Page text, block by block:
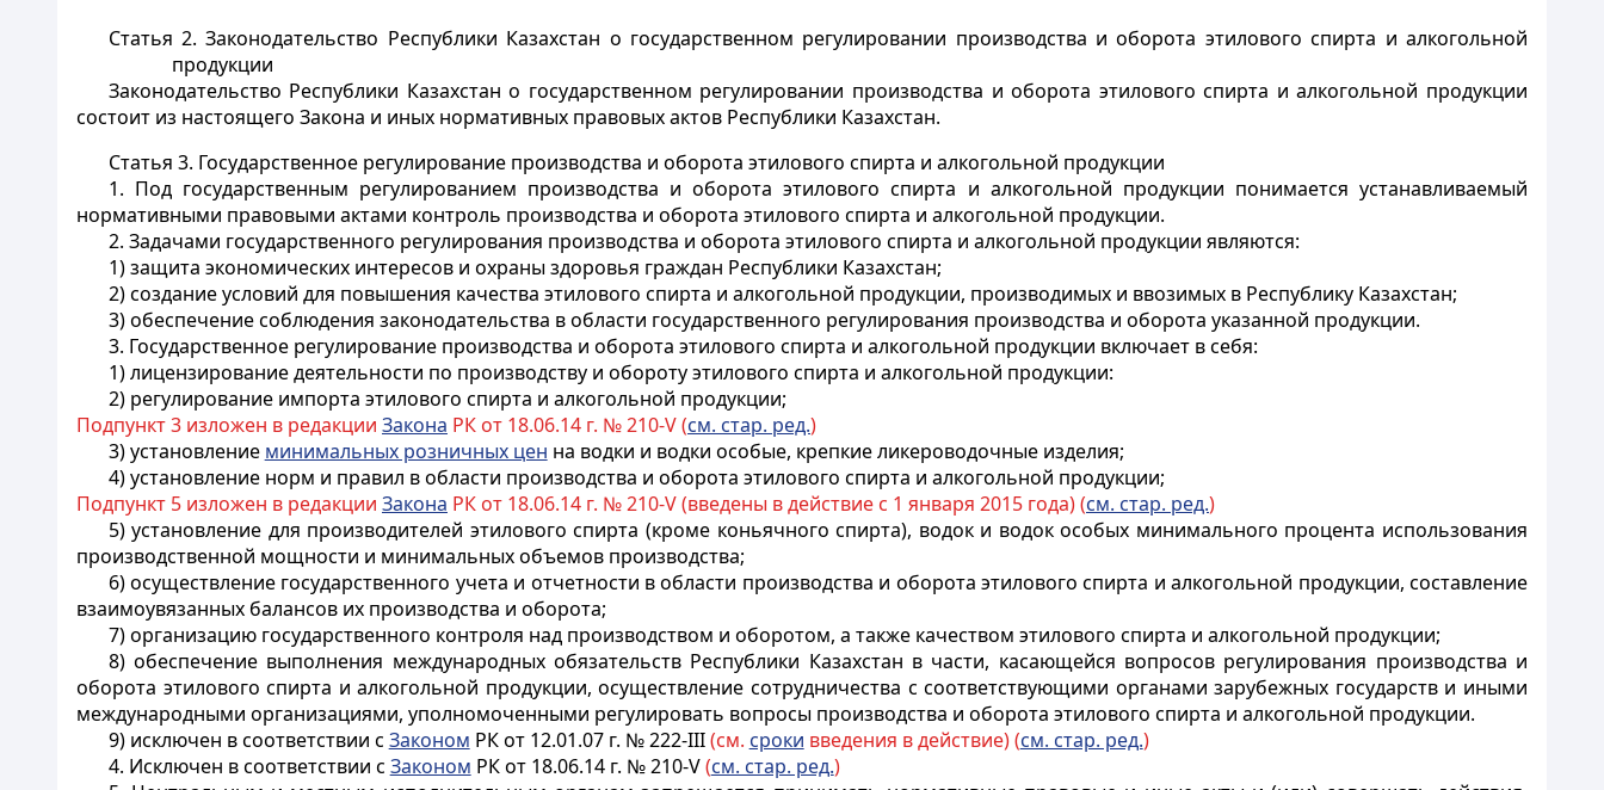
Статья 2. Законодательство Республики Казахстан о государственном регулировании производства и оборота этилового спирта и алкогольной
продукции
Законодательство Республики Казахстан о государственном регулировании производства и оборота этилового спирта и алкогольной продукции
состоит из настоящего Закона и иных нормативных правовых актов Республики Казахстан.
Статья 3. Государственное регулирование производства и оборота этилового спирта и алкогольной продукции
1. Под государственным регулированием производства и оборота этилового спирта и алкогольной продукции понимается устанавливаемый
нормативными правовыми актами контроль производства и оборота этилового спирта и алкогольной продукции.
2. Задачами государственного регулирования производства и оборота этилового спирта и алкогольной продукции являются:
1) защита экономических интересов и охраны здоровья граждан Республики Казахстан;
2) создание условий для повышения качества этилового спирта и алкогольной продукции, производимых и ввозимых в Республику Казахстан;
3) обеспечение соблюдения законодательства в области государственного регулирования производства и оборота указанной продукции.
3. Государственное регулирование производства и оборота этилового спирта и алкогольной продукции включает в себя:
1) лицензирование деятельности по производству и обороту этилового спирта и алкогольной продукции:
2) регулирование импорта этилового спирта и алкогольной продукции;
Подпункт 3 изложен в редакции Закона РК от 18.06.14 г. № 210-V (см. стар. ред.)
3) установление минимальных розничных цен на водки и водки особые, крепкие ликероводочные изделия;
4) установление норм и правил в области производства и оборота этилового спирта и алкогольной продукции;
Подпункт 5 изложен в редакции Закона РК от 18.06.14 г. № 210-V (введены в действие с 1 января 2015 года) (см. стар. ред.)
5) установление для производителей этилового спирта (кроме коньячного спирта), водок и водок особых минимального процента использования
производственной мощности и минимальных объемов производства;
6) осуществление государственного учета и отчетности в области производства и оборота этилового спирта и алкогольной продукции, составление
взаимоувязанных балансов их производства и оборота;
7) организацию государственного контроля над производством и оборотом, а также качеством этилового спирта и алкогольной продукции;
8) обеспечение выполнения международных обязательств Республики Казахстан в части, касающейся вопросов регулирования производства и
оборота этилового спирта и алкогольной продукции, осуществление сотрудничества с соответствующими органами зарубежных государств и иными
международными организациями, уполномоченными регулировать вопросы производства и оборота этилового спирта и алкогольной продукции.
9) исключен в соответствии с Законом РК от 12.01.07 г. № 222-III(см. сроки введения в действие) (см. стар. ред.)
4. Исключен в соответствии с Законом РК от 18.06.14 г. № 210-V(см. стар. ред.)